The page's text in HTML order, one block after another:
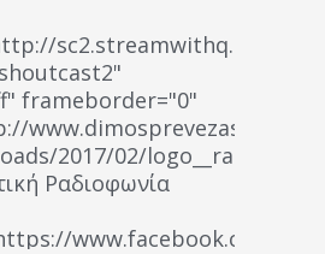
frameborder="0"
www.dimosprevezas.gr/wp-
2017/02/
Ραδιοφωνία
www.facebook.com/